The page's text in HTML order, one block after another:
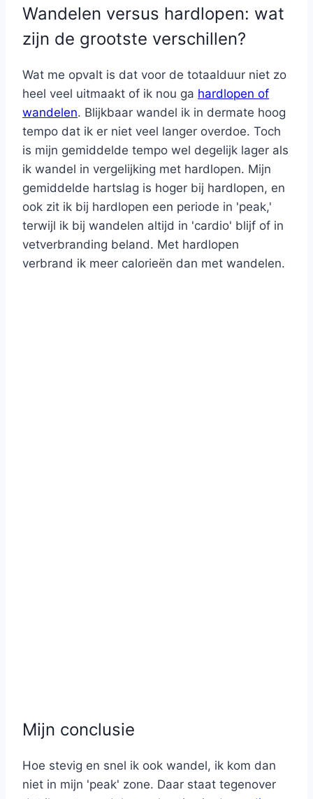
Wandelen versus hardlopen: wat
zijn de grootste verschillen?
Wat me opvalt is dat voor de totaalduur niet zo
heel veel uitmaakt of ik nou ga hardlopen of
wandelen. Blijkbaar wandel ik in dermate hoog
tempo dat ik er niet veel langer overdoe. Toch
is mijn gemiddelde tempo wel degelijk lager als
ik wandel in vergelijking met hardlopen. Mijn
gemiddelde hartslag is hoger bij hardlopen, en
ook zit ik bij hardlopen een periode in 'peak,'
terwijl ik bij wandelen altijd in 'cardio' blijf of in
vetverbranding beland. Met hardlopen
verbrand ik meer calorieën dan met wandelen.
Mijn conclusie
Hoe stevig en snel ik ook wandel, ik kom dan
niet in mijn 'peak' zone. Daar staat tegenover